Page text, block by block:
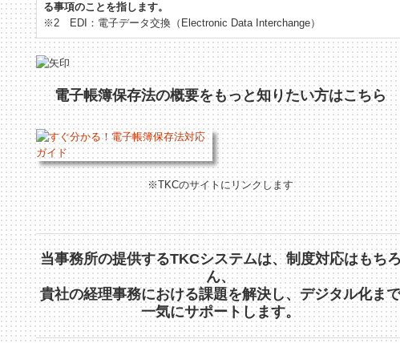
る事項のことを指します。
※2 EDI：電子データ交換（Electronic Data Interchange）
電子帳簿保存法の概要をもっと知りたい方はこちら
※TKCのサイトにリンクします
当事務所の提供するTKCシステムは、制度対応はもち
ん、
貴社の経理事務における課題を解決し、デジタル化まで
一気にサポートします。